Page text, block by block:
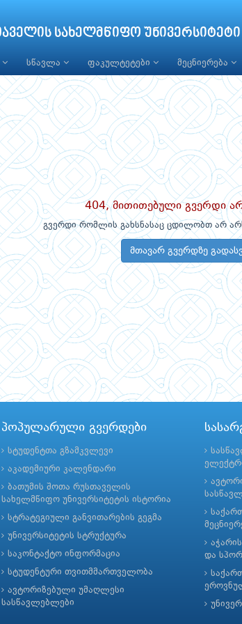
სახელმწიფო უნივერსიტეტი
სწავლა ფაკულტეტები მეცნიერება
404, მითითებული გვერდი
გვერდი რომლის გახსნასაც ცდილობთ არ
მთავარ გვერდზე
პოპულარული გვერდები
სტუდენტთა გზამკვლევი
აკადემიური კალენდარი
ბათუმის შოთა რუსთაველის
სახელმწიფო უნივერსიტეტის ისტორია
სტრატეგიული განვითარების გეგმა
უნივერსიტეტის სტრუქტურა
საკონტაქტო ინფორმაცია
სტუდენტური თვითმმართველობა
ავტორიზებული უმაღლესი
სასწავლებლები
და